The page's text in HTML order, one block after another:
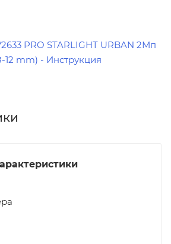
PRO STARLIGHT URBAN 2Мп
12 mm) - Инструкция